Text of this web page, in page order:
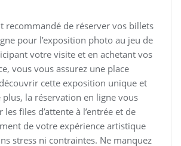
recommandé de réserver vos billets
pour l’exposition photo au jeu de
votre visite et en achetant vos
vous vous assurez une place
cette exposition unique et
la réservation en ligne vous
les files d’attente à l’entrée et de
de votre expérience artistique
stress ni contraintes. Ne manquez